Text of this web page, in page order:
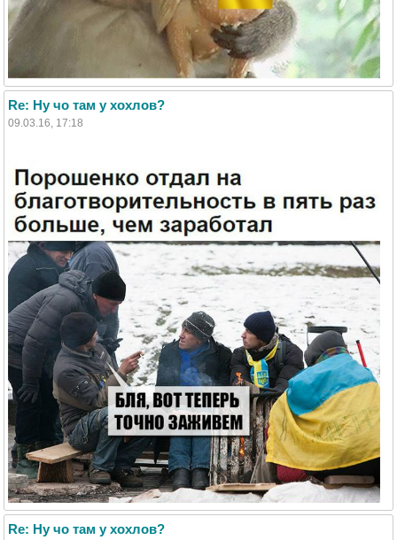
Re: Ну чо там у хохлов?
09.03.16, 17:18
Re: Ну чо там у хохлов?